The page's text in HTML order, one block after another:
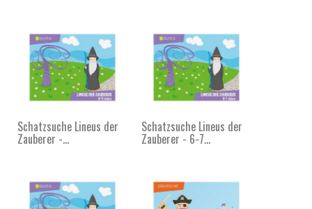
Schatzsuche Lineus der
Zauberer -...
Schatzsuche Lineus der
Zauberer - 6-7...